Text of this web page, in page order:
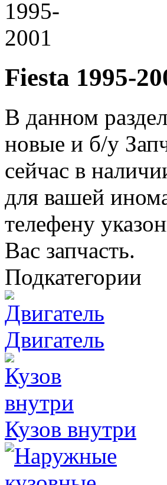
Fiesta 1995-
В данном
новые и б/у
сейчас в
для вашей
телефену
Вас запчасть.
Подкатегории
Двигатель
Кузов внутри